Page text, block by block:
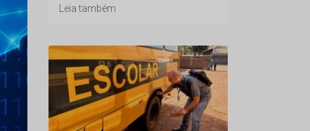
Leia também